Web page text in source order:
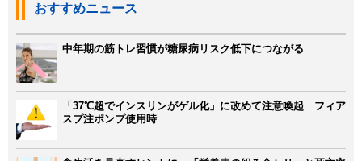
おすすめニュース
中年期の筋トレ習慣が糖尿病リスク低下につながる
「37℃超でインスリンがゲル化」に改めて注意喚起 フィア
スプ注ポンプ使用時